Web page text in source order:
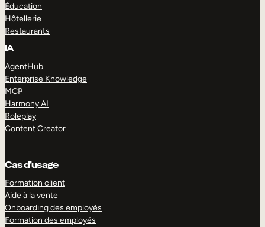
Éducation
Hôtellerie
Restaurants
IA
AgentHub
Enterprise Knowledge
MCP
Harmony AI
Roleplay
Content Creator
Cas d’usage
Formation client
Aide à la vente
Onboarding des employés
Formation des employés